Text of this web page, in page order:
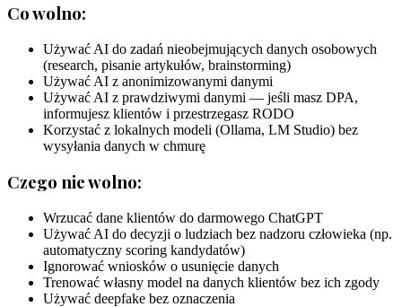
Co wolno:
Używać AI do zadań nieobejmujących danych osobowych
(research, pisanie artykułów, brainstorming)
Używać AI z anonimizowanymi danymi
Używać AI z prawdziwymi danymi — jeśli masz DPA,
informujesz klientów i przestrzegasz RODO
Korzystać z lokalnych modeli (Ollama, LM Studio) bez
wysyłania danych w chmurę
Czego nie wolno:
Wrzucać dane klientów do darmowego ChatGPT
Używać AI do decyzji o ludziach bez nadzoru człowieka (np.
automatyczny scoring kandydatów)
Ignorować wniosków o usunięcie danych
Trenować własny model na danych klientów bez ich zgody
Używać deepfake bez oznaczenia